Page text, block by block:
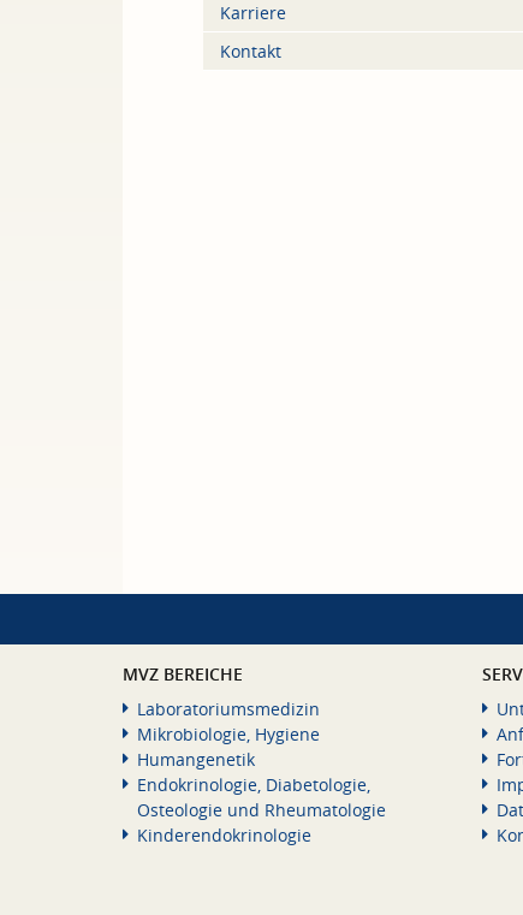
Karriere
Kontakt
MVZ BEREICHE
Laboratoriumsmedizin
Mikrobiologie, Hygiene
Humangenetik
Endokrinologie, Diabetologie,
Osteologie und Rheumatologie
Kinderendokrinologie